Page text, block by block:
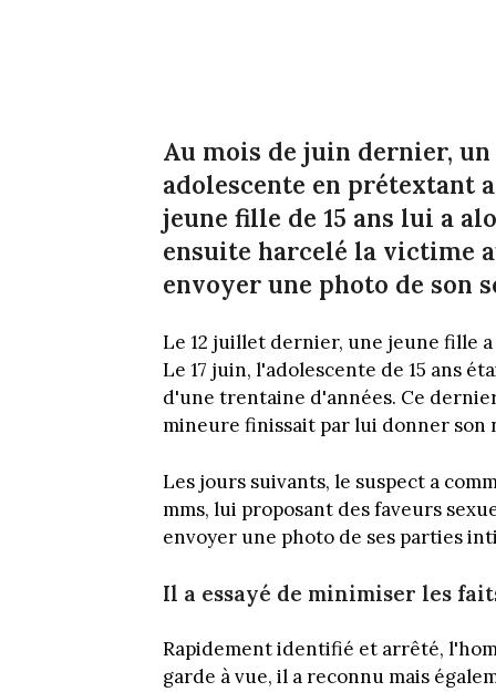
Au mois de juin dernier,
adolescente en prétextant
jeune fille de 15 ans lui a
ensuite harcelé la victime
envoyer une photo de son
Le 12 juillet dernier, une jeune fille
Le 17 juin, l'adolescente de 15 ans
d'une trentaine d'années. Ce
mineure finissait par lui donner son
Les jours suivants, le suspect a
mms, lui proposant des faveurs
envoyer une photo de ses parties
Il a essayé de minimiser les
Rapidement identifié et arrêté,
garde à vue, il a reconnu mais